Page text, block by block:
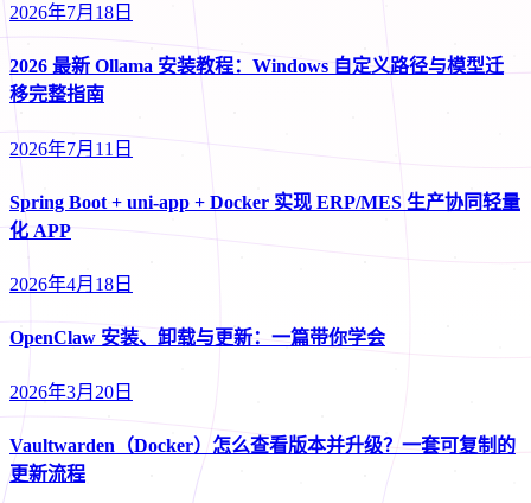
2026年7月18日
2026 最新 Ollama 安装教程：Windows 自定义路径与模型迁
移完整指南
2026年7月11日
Spring Boot + uni-app + Docker 实现 ERP/MES 生产协同轻量
化 APP
2026年4月18日
OpenClaw 安装、卸载与更新：一篇带你学会
2026年3月20日
Vaultwarden（Docker）怎么查看版本并升级？一套可复制的
更新流程